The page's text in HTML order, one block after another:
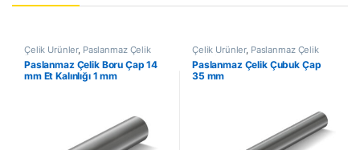
Çelik Ürünler, Paslanmaz Çelik
Boru
Paslanmaz Çelik Boru Çap 14
mm Et Kalınlığı 1 mm
Çelik Ürünler, Paslanmaz Çelik
Çubuk
Paslanmaz Çelik Çubuk Çap
35 mm